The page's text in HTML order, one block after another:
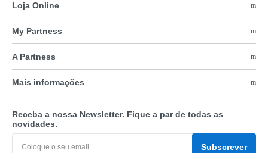
Loja Online
My Partness
A Partness
Mais informações
Receba a nossa Newsletter. Fique a par de todas as
novidades.
Subscrever